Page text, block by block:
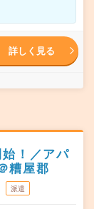
詳しく見る
！／アパ
糟屋郡
派遣